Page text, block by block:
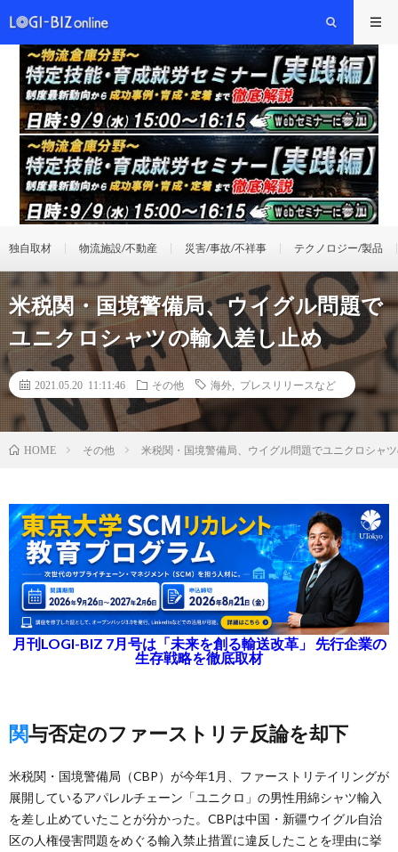
独自取材 物流施設/不動産 災害/事故/不祥事 テクノロジー/製品
米税関・国境警備局、ウイグル問題で
ユニクロシャツの輸入差し止め
2021.05.20 11:11:46 その他 海外 プレスリリースなど
HOME その他 米税関・国境警備局、ウイグル問題でユニクロシャ
月刊LOGI-BIZ 7月号は「未来を創る輸送改革」 先行企業の
生存戦略を徹底取材
関与否定のファーストリテ反論を却下
米税関・国境警備局（CBP）が今年1月、ファーストリテイリングが
展開しているアパレルチェーン「ユニクロ」の男性用綿シャツ輸入
を差し止めていたことが分かった。CBPは中国・新疆ウイグル自治
区の人権侵害問題をめぐる輸入禁止措置に違反したことを理由に挙